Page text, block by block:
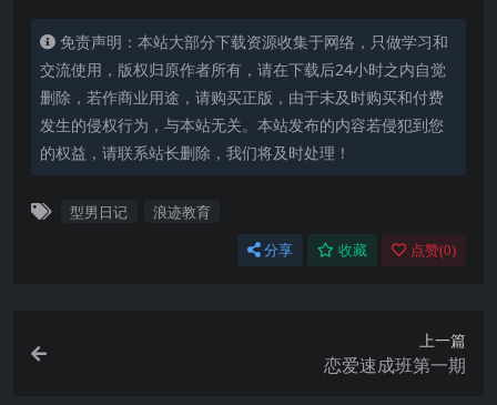
免责声明：本站大部分下载资源收集于网络，只做学习和
交流使用，版权归原作者所有，请在下载后24小时之内自觉
删除，若作商业用途，请购买正版，由于未及时购买和付费
发生的侵权行为，与本站无关。本站发布的内容若侵犯到您
的权益，请联系站长删除，我们将及时处理！
型男日记 浪迹教育
分享 收藏 点赞(0)
上一篇
恋爱速成班第一期